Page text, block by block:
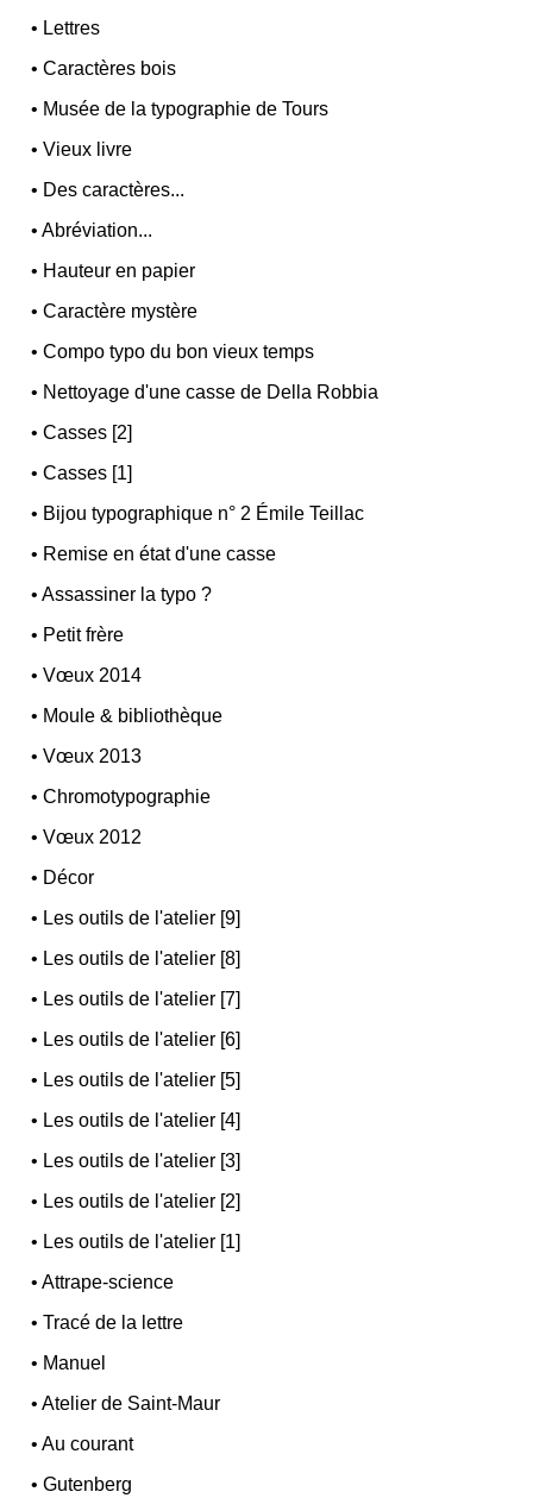
• Lettres
•Caractères bois
• Musée de la typographie de Tours
•Vieux livre
• Des caractères...
•Abréviation...
• Hauteur en papier
•Caractère mystère
•Compo typo du bon vieux temps
• Nettoyage d'une casse de Della Robbia
•Casses [2]
•Casses [1]
• Bijou typographique n° 2 Émile Teillac
• Remise en état d'une casse
•Assassiner la typo ?
• Petit frère
•Vœux 2014
• Moule & bibliothèque
•Vœux 2013
•Chromotypographie
•Vœux 2012
• Décor
• Les outils de l'atelier [9]
• Les outils de l'atelier [8]
• Les outils de l'atelier [7]
• Les outils de l'atelier [6]
• Les outils de l'atelier [5]
• Les outils de l'atelier [4]
• Les outils de l'atelier [3]
• Les outils de l'atelier [2]
• Les outils de l'atelier [1]
•Attrape-science
•Tracé de la lettre
• Manuel
•Atelier de Saint-Maur
•Au courant
•Gutenberg